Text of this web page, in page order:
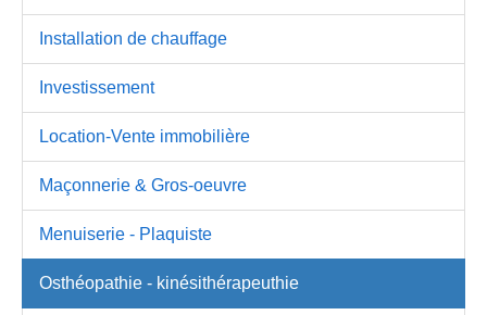
Installation de chauffage
Investissement
Location-Vente immobilière
Maçonnerie & Gros-oeuvre
Menuiserie - Plaquiste
Osthéopathie - kinésithérapeuthie